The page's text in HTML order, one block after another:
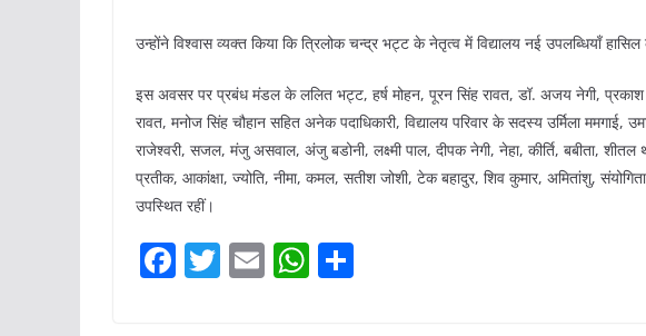
उन्होंने विश्वास व्यक्त किया कि त्रिलोक चन्द्र भट्ट के नेतृत्व में विद्यालय नई उपलब्धियाँ
इस अवसर पर प्रबंध मंडल के ललित भट्ट, हर्ष मोहन, पूरन सिंह रावत, डॉ. अजय नेगी, प्रकाश
रावत, मनोज सिंह चौहान सहित अनेक पदाधिकारी, विद्यालय परिवार के सदस्य उर्मिला ममगाई,
राजेश्वरी, सजल, मंजु असवाल, अंजु बडोनी, लक्ष्मी पाल, दीपक नेगी, नेहा, कीर्ति, बबीता, शीतल
प्रतीक, आकांक्षा, ज्योति, नीमा, कमल, सतीश जोशी, टेक बहादुर, शिव कुमार, अमितांशु,
उपस्थित रहीं।
F T E W